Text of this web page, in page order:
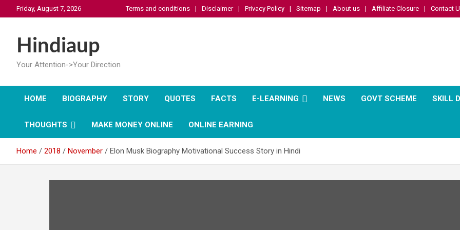
to
Friday, August 7, 2026 Terms and conditions Disclaimer Privacy Policy Sitemap About us Affiliate Closure Contact
Hindiaup
Your Attention->Your Direction
HOME BIOGRAPHY STORY QUOTES FACTS E-LEARNING NEWS GOVT SCHEME SKILL
THOUGHTS MAKE MONEY ONLINE ONLINE EARNING
Home 2018 November Elon Musk Biography Motivational Success Story in Hindi